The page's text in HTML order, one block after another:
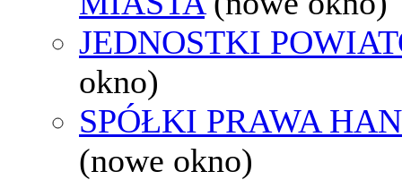
JEDNOSTKI
okno)
SPÓŁKI PRAWA
(nowe okno)